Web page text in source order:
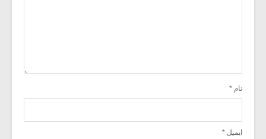
نام *
ایمیل *